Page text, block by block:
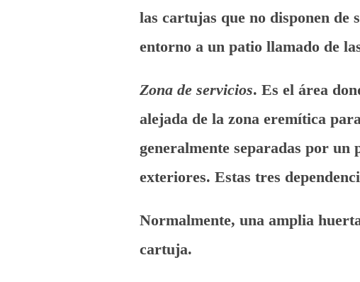
las cartujas que no disponen de
entorno a un patio llamado de
Zona de servicios. Es el área
alejada de la zona eremítica
generalmente separadas por
exteriores. Estas tres
Normalmente, una amplia
cartuja.